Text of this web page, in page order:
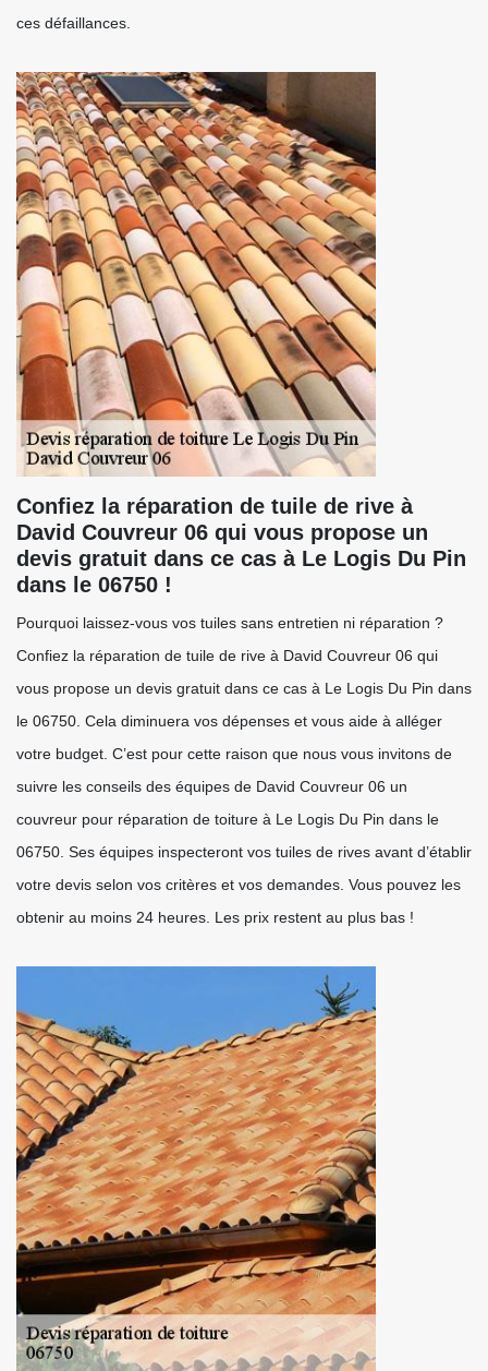
ces défaillances.
Confiez la réparation de tuile de rive à
David Couvreur 06 qui vous propose un
devis gratuit dans ce cas à Le Logis Du Pin
dans le 06750 !
Pourquoi laissez-vous vos tuiles sans entretien ni réparation ?
Confiez la réparation de tuile de rive à David Couvreur 06 qui
vous propose un devis gratuit dans ce cas à Le Logis Du Pin dans
le 06750. Cela diminuera vos dépenses et vous aide à alléger
votre budget. C’est pour cette raison que nous vous invitons de
suivre les conseils des équipes de David Couvreur 06 un
couvreur pour réparation de toiture à Le Logis Du Pin dans le
06750. Ses équipes inspecteront vos tuiles de rives avant d’établir
votre devis selon vos critères et vos demandes. Vous pouvez les
obtenir au moins 24 heures. Les prix restent au plus bas !